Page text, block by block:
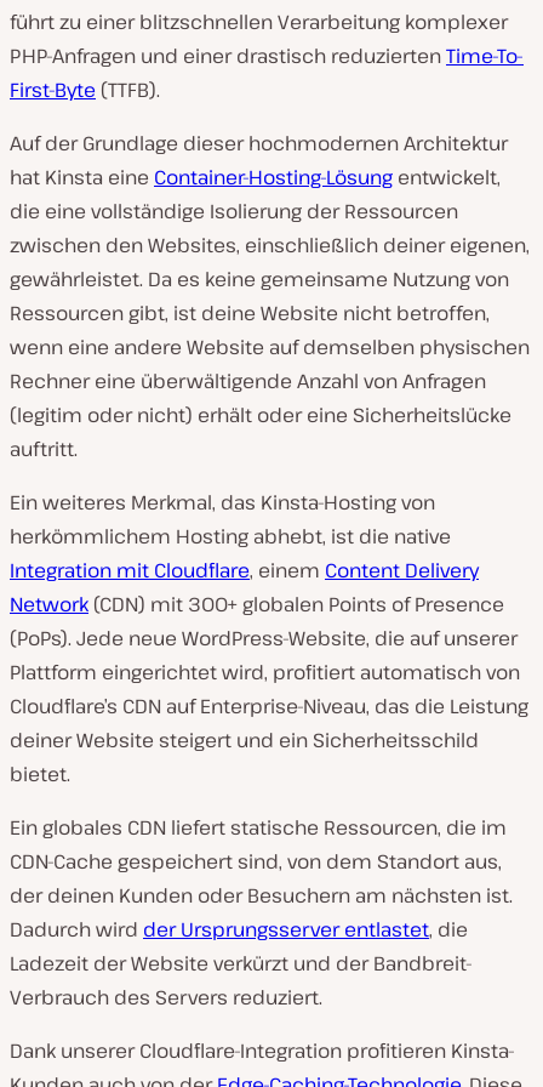
führt zu einer blitzschnellen Verarbeitung komplexer
PHP-Anfragen und einer drastisch reduziertenTime-To-
First-Byte (TTFB).
Auf der Grundlage dieser hochmodernen Architektur
hat Kinsta eine Container-Hosting-Lösung entwickelt,
die eine vollständige Isolierung der Ressourcen
zwischen den Websites, einschließlich deiner eigenen,
gewährleistet. Da es keine gemeinsame Nutzung von
Ressourcen gibt, ist deine Website nicht betroffen,
wenn eine andere Website auf demselben physischen
Rechner eine überwältigende Anzahl von Anfragen
(legitim oder nicht) erhält oder eine Sicherheitslücke
auftritt.
Ein weiteres Merkmal, das Kinsta-Hosting von
herkömmlichem Hosting abhebt, ist die native
Integration mit Cloudflare, einem Content Delivery
Network (CDN) mit 300+ globalen Points of Presence
(PoPs). Jede neue WordPress-Website, die auf unserer
Plattform eingerichtet wird, profitiert automatisch von
Cloudflare’s CDN auf Enterprise-Niveau, das die Leistung
deiner Website steigert und ein Sicherheitsschild
bietet.
Ein globales CDN liefert statische Ressourcen, die im
CDN-Cache gespeichert sind, von dem Standort aus,
der deinen Kunden oder Besuchern am nächsten ist.
Dadurch wird der Ursprungsserver entlastet, die
Ladezeit der Website verkürzt und der Bandbreit-
Verbrauch des Servers reduziert.
Dank unserer Cloudflare-Integration profitieren Kinsta-